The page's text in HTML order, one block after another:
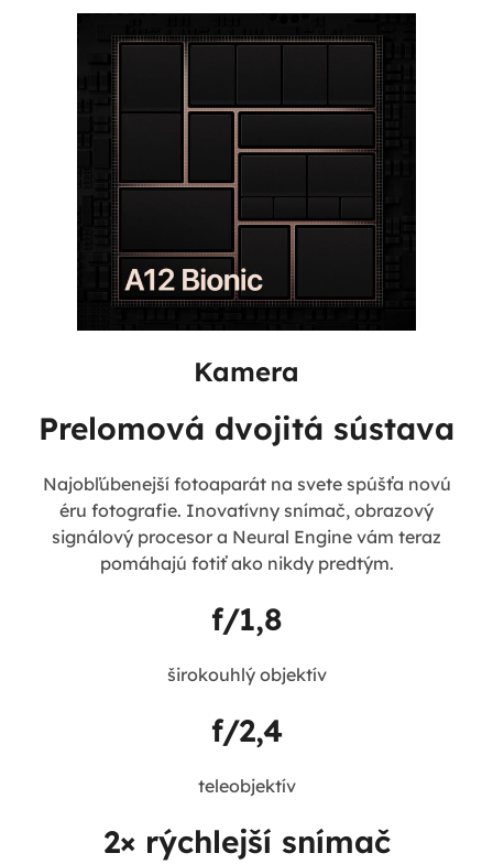
Kamera
Prelomová dvojitá sústava
Najobľúbenejší fotoaparát na svete spúšťa novú
éru fotografie. Inovatívny snímač, obrazový
signálový procesor a Neural Engine vám teraz
pomáhajú fotiť ako nikdy predtým.
f/1,8
širokouhlý objektív
f/2,4
teleobjektív
2× rýchlejší snímač